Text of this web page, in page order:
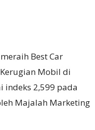
Best Car
Mobil di
indeks 2,599 pada
Majalah Marketing